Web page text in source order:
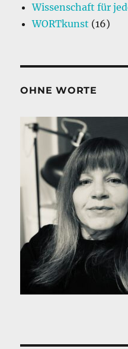
Wissenschaft für
WORTkunst (16)
OHNE WORTE